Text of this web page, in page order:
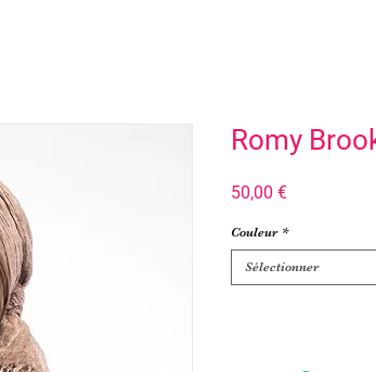
Romy
50,00 €Prix
Couleur *
Sélectionner